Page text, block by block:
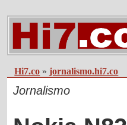
Hi7.co »jornalismo.hi7.co
Jornalismo